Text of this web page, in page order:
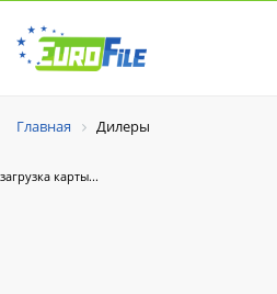
Главная Дилеры
загрузка карты...